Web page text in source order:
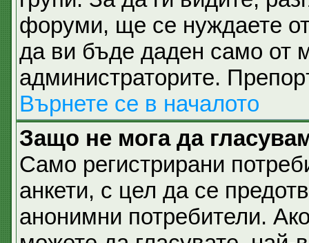
форуми, ще се нуждаете
да ви бъде даден само от
администраторите.
Върнете се в началото
Защо не мога да
Само регистрирани
анкети, с цел да се
анонимни потребители.